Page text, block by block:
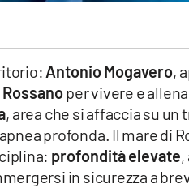
Antonio Mogavero,
per vivere e
, area che si affaccia su
profonda. Il mare di
profondità elevate
in sicurezza a